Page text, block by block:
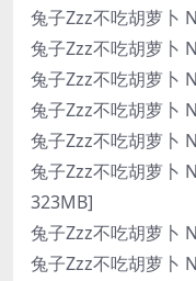
兔子Zzz不吃胡萝卜
兔子Zzz不吃胡萝卜
兔子Zzz不吃胡萝卜
兔子Zzz不吃胡萝卜
兔子Zzz不吃胡萝卜
兔子Zzz不吃胡萝卜
323MB]
兔子Zzz不吃胡萝卜
兔子Zzz不吃胡萝卜